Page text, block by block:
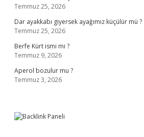
Temmuz 25, 2026
Dar ayakkabı giyersek ayağımız küçülür mü ?
Temmuz 25, 2026
Berfe Kürt ismi mi ?
Temmuz 9, 2026
Aperol bozulur mu ?
Temmuz 3, 2026